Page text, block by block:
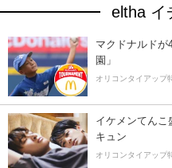
eltha イ
マクドナルドが
園」
オリコンタイアップ
イケメンてんこ
キュン
オリコンタイアップ